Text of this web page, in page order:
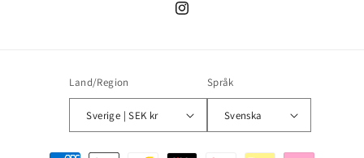
Instagram
Land/Region
Sverige | SEK kr
Språk
Svenska
Betalningsmetoder